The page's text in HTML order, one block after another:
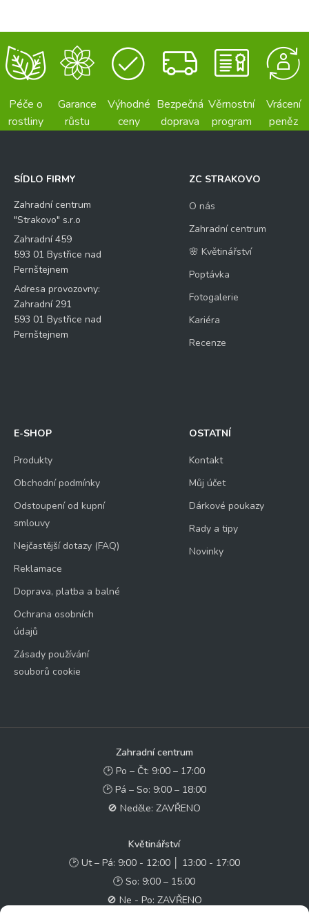
Péče o
rostliny
Garance
růstu
Výhodné
ceny
Bezpečná
doprava
Věrnostní
program
Vrácení
peněz
SÍDLO FIRMY
Zahradní centrum
"Strakovo" s.r.o
Zahradní 459
593 01 Bystřice nad
Pernštejnem
Adresa provozovny:
Zahradní 291
593 01 Bystřice nad
Pernštejnem
ZC STRAKOVO
O nás
Zahradní centrum
🌸 Květinářství
Poptávka
Fotogalerie
Kariéra
Recenze
E-SHOP
Produkty
Obchodní podmínky
Odstoupení od kupní
smlouvy
Nejčastější dotazy (FAQ)
Reklamace
Doprava, platba a balné
Ochrana osobních
údajů
Zásady používání
souborů cookie
OSTATNÍ
Kontakt
Můj účet
Dárkové poukazy
Rady a tipy
Novinky
Zahradní centrum
🕑 Po – Čt: 9:00 – 17:00
🕑 Pá – So: 9:00 – 18:00
🚫 Neděle: ZAVŘENO
Květinářství
🕑 Ut – Pá: 9:00 - 12:00 │ 13:00 - 17:00
🕑 So: 9:00 – 15:00
🚫 Ne - Po: ZAVŘENO